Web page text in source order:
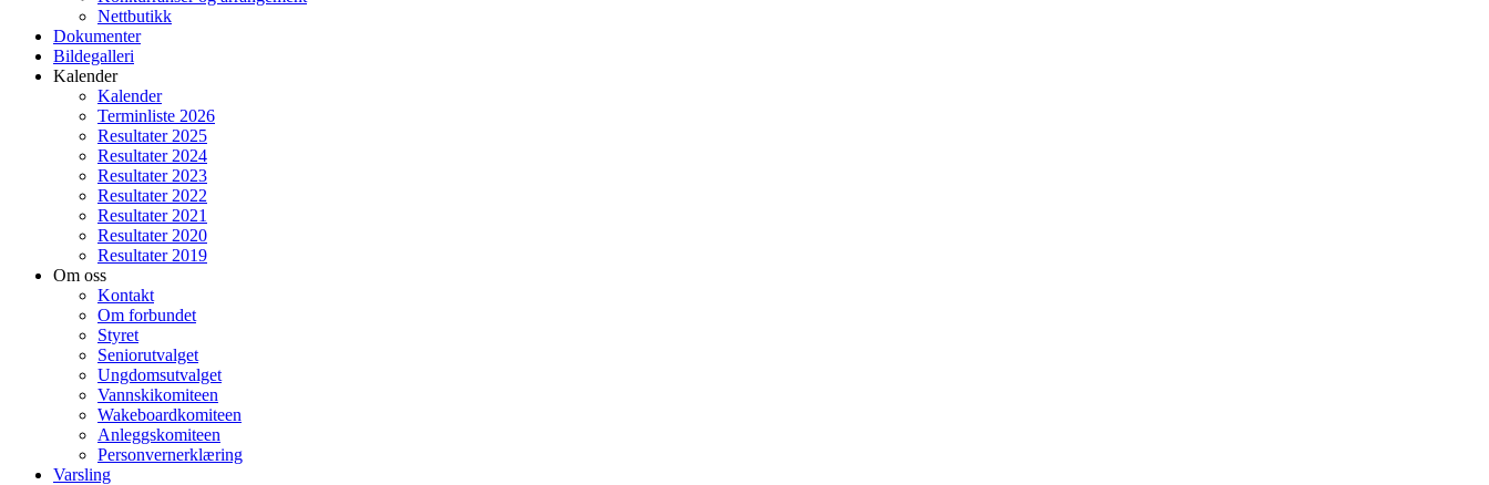
Nettbutikk
Dokumenter
Bildegalleri
Kalender
Kalender
Terminliste 2026
Resultater 2025
Resultater 2024
Resultater 2023
Resultater 2022
Resultater 2021
Resultater 2020
Resultater 2019
Om oss
Kontakt
Om forbundet
Styret
Seniorutvalget
Ungdomsutvalget
Vannskikomiteen
Wakeboardkomiteen
Anleggskomiteen
Personvernerklæring
Varsling